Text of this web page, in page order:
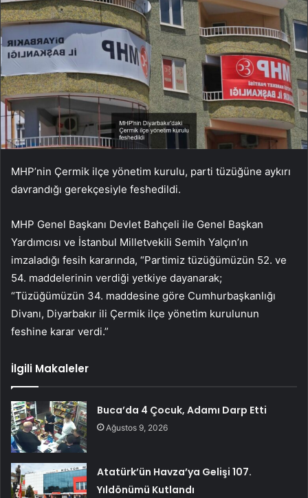
MHP’nin Çermik ilçe yönetim kurulu, parti tüzüğüne aykırı
davrandığı gerekçesiyle feshedildi.
MHP Genel Başkanı Devlet Bahçeli ile Genel Başkan
Yardımcısı ve İstanbul Milletvekili Semih Yalçın’ın
imzaladığı fesih kararında, “Partimiz tüzüğümüzün 52. ve
54. maddelerinin verdiği yetkiye dayanarak;
“Tüzüğümüzün 34. maddesine göre Cumhurbaşkanlığı
Divanı, Diyarbakır ili Çermik ilçe yönetim kurulunun
feshine karar verdi.”
İlgili Makaleler
Buca’da 4 Çocuk, Adamı Darp Etti
Ağustos 9, 2026
Atatürk’ün Havza’ya Gelişi 107.
Yıldönümü Kutlandı